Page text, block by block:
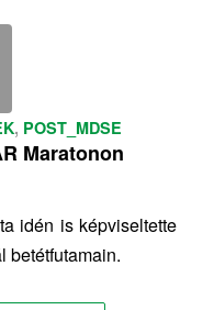
, POST_MDSE
Maratonon
idén is képviseltette
betétfutamain.